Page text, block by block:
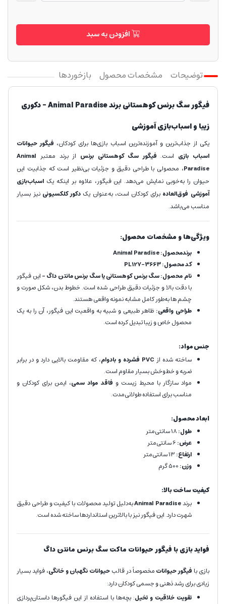
افزودن به سبد
توضیحات مشخصات محصول بازخوردها
فیگور سگ برنس کوهستانی برند Animal Paradise – دکوری
زیبا و اسباب‌بازی آموزشی
یکی از جذاب‌ترین و آموزنده‌ترین اسباب بازی‌ها برای کودکان، فیگور حیوانات
اسباب بازی است. فیگور سگ کوهستانی برنس از برند معتبر Animal
Paradise، محصولی با طراحی دقیق و جزئیات بی‌نظیر است که جذابیت این
حیوان را به‌خوبی نمایش می‌دهد. این فیگور، علاوه بر اینکه یک اسباب‌بازی
آموزشی فوق‌العاده برای کودکان است، به‌عنوان یک دکور کلکسیونی نیز بسیار
مناسب می‌باشد.
ویژگی‌ها و مشخصات محصول:
برندمحصول:Animal Paradise
کد محصول:PL127-3663
نام محصول: سگ برنس کوهستانی یا سگ برنس مانتن داگ -این فیگور
با دقت بالا و جزئیات دقیق طراحی شده است. خطوط بدن، شکل صورت و
چشم ها به‌طور کامل مشابه نمونه واقعی هستند.
طراحی واقعی: ظاهر طبیعی و شبیه به واقعیت این فیگور، آن را به یک
محصول خاص و زیبا تبدیل کرده است.
جنس مواد:
ساخته شده از PVC فشرده و بادوام
، که مقاومت بالایی دارد و در برابر
ضربه و خط‌وخش بسیار مقاوم است.
مواد سازگار با محیط زیست و فاقد مواد سمی، ایمن برای کودکان و
مناسب برای استفاده طولانی‌مدت.
ابعاد محصول:
طول:18 سانتی‌متر
عرض:
ارتفاع:
وزن:
کیفیت ساخت بالا:
برندAnimal Paradiseبه‌دلیل تولید محصولات با کیفیت و طراحی دقیق
شهرت دارد. این فیگور نیز با بالاترین استانداردها ساخته شده است.
فواید بازی با فیگور حیوانات ماکت سگ برنس مانتن داگ
بازی بافیگور حیواناتمخصوصاً در قالبحیوانات نگهبان و خانگی، فواید بسیار
زیادی برای رشد ذهنی و جسمی کودکان دارد:
تقویت خلاقیت و تخیل: بچه‌ها با استفاده از این فیگورها داستان‌پردازی